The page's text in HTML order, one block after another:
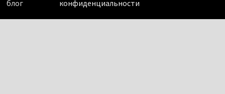
блог
конфиденциальности